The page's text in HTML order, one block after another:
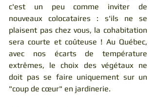
c'est un peu comme inviter de
nouveaux colocataires : s'ils ne se
plaisent pas chez vous, la cohabitation
sera courte et coûteuse ! Au Québec,
avec nos écarts de température
extrêmes, le choix des végétaux ne
doit pas se faire uniquement sur un
"coup de cœur" en jardinerie.